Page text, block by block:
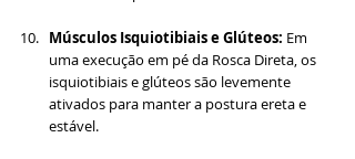
Músculos Isquiotibiais e Glúteos: Em
uma execução em pé da Rosca Direta, os
isquiotibiais e glúteos são levemente
ativados para manter a postura ereta e
estável.